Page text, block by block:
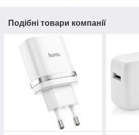
Подібні товари компанії